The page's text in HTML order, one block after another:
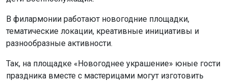
В филармонии работают новогодние площадки,
тематические локации, креативные инициативы и
разнообразные активности.
Так, на площадке «Новогоднее украшение» юные гости
праздника вместе с мастерицами могут изготовить